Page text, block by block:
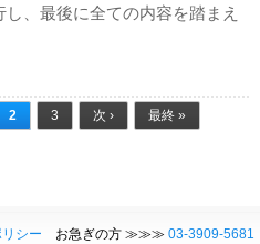
、最後に全ての内容を踏まえ
2 3 次 › 最終 »
シー お急ぎの方 ≫≫≫ 03-3909-5681